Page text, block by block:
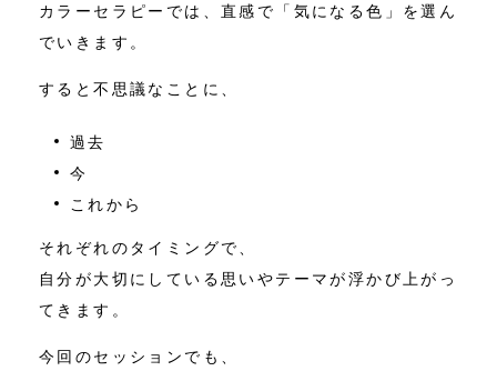
カラーセラピーでは、直感で「気になる色」を選ん
でいきます。
すると不思議なことに、
過去
今
これから
それぞれのタイミングで、
自分が大切にしている思いやテーマが浮かび上がっ
てきます。
今回のセッションでも、